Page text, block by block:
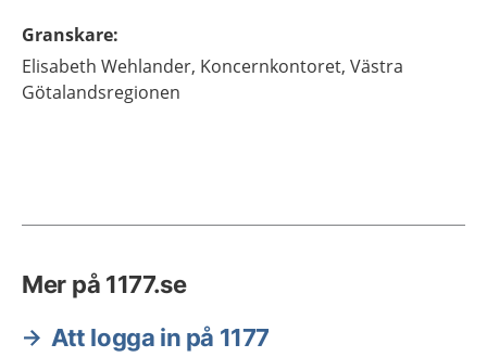
Granskare:
Elisabeth Wehlander, Koncernkontoret, Västra
Götalandsregionen
Mer på 1177.se
Att logga in på 1177